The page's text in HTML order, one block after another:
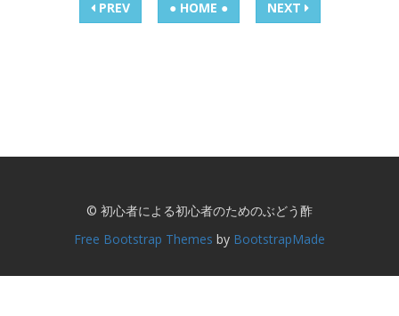
PREV ● HOME ● NEXT
© 初心者による初心者のためのぶどう酢
Free Bootstrap Themes by BootstrapMade